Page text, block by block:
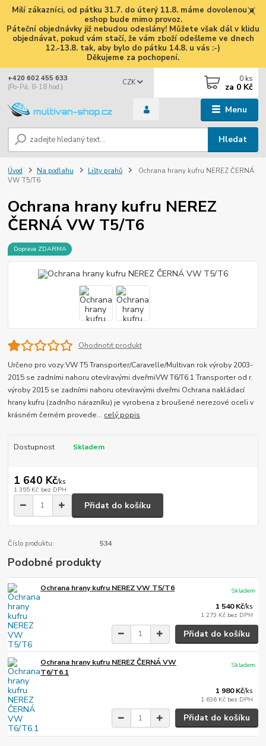
Milí zákazníci, od pátku 31.7. do úterý 11.8. máme dovolenou a
eshop bude mimo provoz.
Páteční objednávky již nebudou odeslány! Můžete však dál v klidu
objednávat, pokud vám stačí, že vám zboží odešleme ve dnech
12.-13.8. tak, aby bylo do pátku 14.8. u vás :-)
Děkujeme za pochopení.
Menu
CZK
Hledat
+420 602 455 633
(Po-Pá, 8-18 hod.)
0 ks
za 0 Kč
Úvod Na podlahu Lišty prahů
Ochrana hrany kufru NEREZ ČERNÁ
VW T5/T6
Ochrana hrany kufru NEREZ
ČERNÁ VW T5/T6
Doprava ZDARMA
Ohodnotit produkt
Určeno pro vozy:VW T5 Transporter/Caravelle/Multivan rok výroby 2003-
2015 se zadními nahoru otevíravými dveřmiVW T6/T6.1 Transporter od r.
výroby 2015 se zadními nahoru otevíravými dveřmi Ochrana nakládací
hrany kufru (zadního nárazníku) je vyrobena z broušené nerezové oceli v
krásném černém provede... celý popis
Dostupnost Skladem
1 640 Kč/ks
1 355 Kč bez DPH
Přidat do košíku
Číslo produktu: 534
Podobné produkty
Ochrana hrany kufru NEREZ VW T5/T6
1 540 Kč/ks
1 273 Kč bez DPH
Skladem
Přidat do košíku
Ochrana hrany kufru NEREZ ČERNÁ VW
T6/T6.1
1 980 Kč/ks
1 636 Kč bez DPH
Skladem
Přidat do košíku